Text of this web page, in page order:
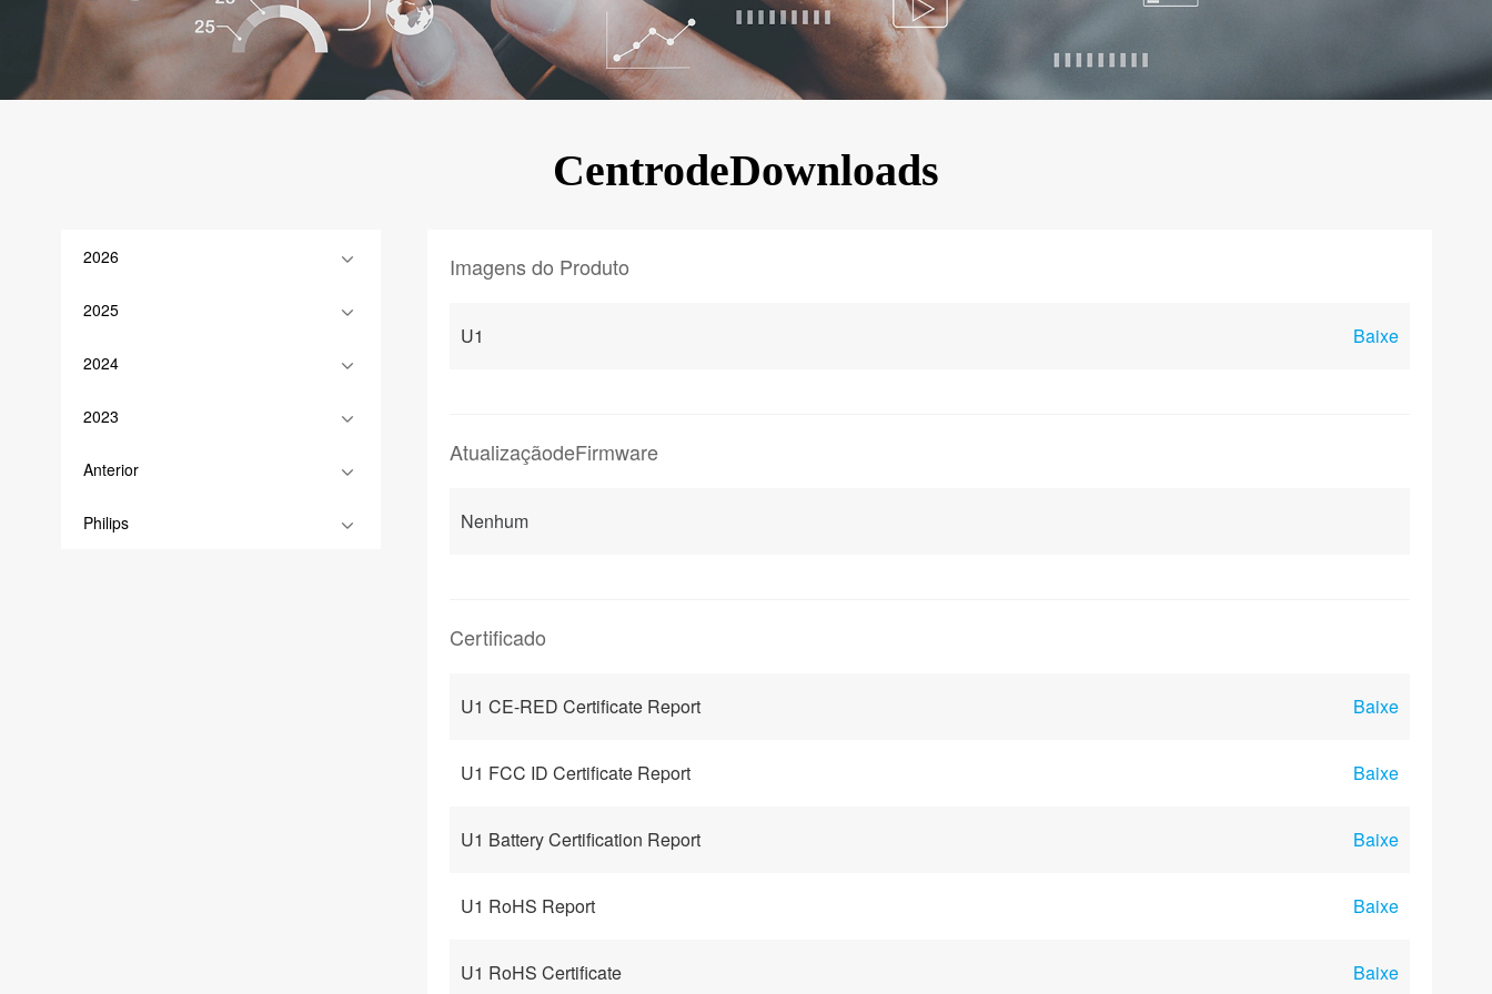
KINGKONG 11
CentrodeDownloads
2026
2025
2024
2023
Anterior
Philips
Imagens do Produto
U1 Baixe
AtualizaçãodeFirmware
Nenhum
Certificado
U1 CE-RED Certificate Report Baixe
U1 FCC ID Certificate Report Baixe
U1 Battery Certification Report Baixe
U1 RoHS Report Baixe
U1 RoHS Certificate Baixe